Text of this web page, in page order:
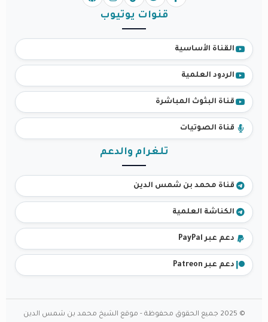
قنوات يوتيوب
القناة الأساسية
الردود العلمية
قناة البثوث المباشرة
قناة الصوتيات
تلغرام والدعم
قناة محمد بن شمس الدين
الكناشة العلمية
دعم عبر PayPal
دعم عبر Patreon
© 2025 جميع الحقوق محفوظة - موقع الشيخ محمد بن شمس الدين